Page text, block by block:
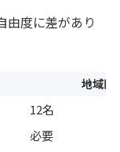
由度に差があり
地域医
12名
必要